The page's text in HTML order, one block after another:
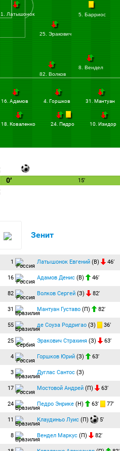
1. Латышонок
82. Волков
25. Эракович
8. Вендел
5. Барриос
16. Адамов 4. Горшков 31. Мантуан
18. Коваленко 24. Педро 10. Изидор
0′ 15′
Зенит
1 Латышонок Евгений (В) 46′
16 Адамов Денис (В) 46′
82 Волков Сергей (З) 82′
31 Мантуан Густаво (П) 82′
55 де Соуза Родригао (З) 36′
25 Эракович Страхиня (З) 63′
4 Горшков Юрий (З) 63′
3 Дуглас Сантос (З)
17 Мостовой Андрей (П) 63′
24 Педро Энрике (Н) 63′ 77′
11 Клаудиньо Луис (П) 5′
8 Вендел Маркус (П) 82′